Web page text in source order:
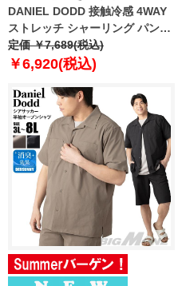
DANIEL DODD 接触冷感 4WAY
ストレッチ シャーリング パンツ
春夏新作 azp260201201t
【fre】
定価 ￥7,689(税込)
￥6,920(税込)